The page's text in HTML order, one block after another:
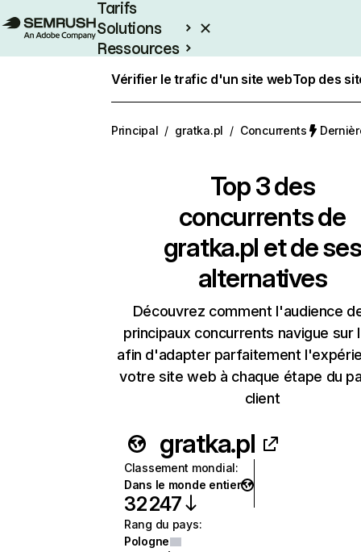
Tarifs
Solutions
Ressources
Vérifier le trafic d'un site webTop des
Principal / gratka.pl / Concurrents
Top 3 des
concurrents de
gratka.pl et de ses
alternatives
Découvrez comment l'audience
principaux concurrents navigue sur
afin d'adapter parfaitement
votre site web à chaque étape du
client
gratka.pl
Classement mondial:
Dans le monde entier
32 247
Rang du pays:
Pologne